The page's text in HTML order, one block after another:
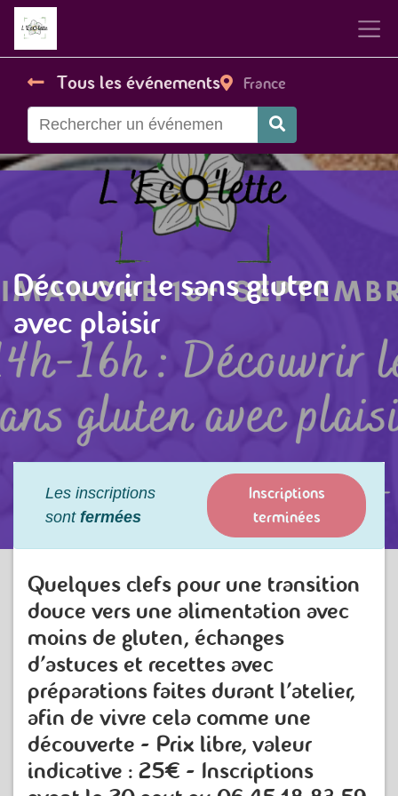
Tous les événements France
Découvrir le sans gluten
avec plaisir
Les inscriptions
sont fermées
Inscriptions
terminées
Quelques clefs pour une transition
douce vers une alimentation avec
moins de gluten, échanges
d'astuces et recettes avec
préparations faites durant l'atelier,
afin de vivre cela comme une
découverte - Prix libre, valeur
indicative : 25€ - Inscriptions